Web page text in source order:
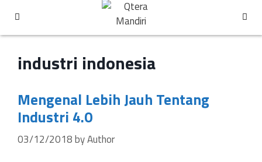
industri indonesia
Mengenal Lebih Jauh Tentang
Industri 4.0
03/12/2018byAuthor